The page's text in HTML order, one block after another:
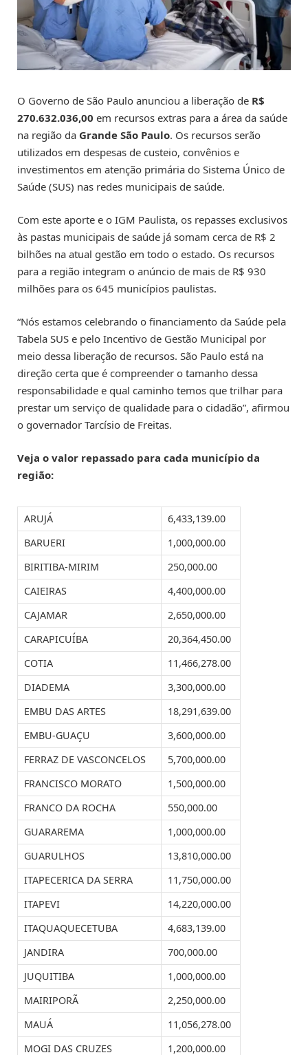
O Governo de São Paulo anunciou a liberação de R$
270.632.036,00 em recursos extras para a área da saúde
na região da Grande São Paulo. Os recursos serão
utilizados em despesas de custeio, convênios e
investimentos em atenção primária do Sistema Único de
Saúde (SUS) nas redes municipais de saúde.
Com este aporte e o IGM Paulista, os repasses exclusivos
às pastas municipais de saúde já somam cerca de R$ 2
bilhões na atual gestão em todo o estado. Os recursos
para a região integram o anúncio de mais de R$ 930
milhões para os 645 municípios paulistas.
“Nós estamos celebrando o financiamento da Saúde pela
Tabela SUS e pelo Incentivo de Gestão Municipal por
meio dessa liberação de recursos. São Paulo está na
direção certa que é compreender o tamanho dessa
responsabilidade e qual caminho temos que trilhar para
prestar um serviço de qualidade para o cidadão”, afirmou
o governador Tarcísio de Freitas.
Veja o valor repassado para cada município da
região:
ARUJÁ
6,433,139.00
BARUERI
1,000,000.00
BIRITIBA-MIRIM
250,000.00
CAIEIRAS
4,400,000.00
CAJAMAR
2,650,000.00
CARAPICUÍBA
20,364,450.00
COTIA
11,466,278.00
DIADEMA
3,300,000.00
EMBU DAS ARTES
18,291,639.00
EMBU-GUAÇU
3,600,000.00
FERRAZ DE VASCONCELOS
5,700,000.00
FRANCISCO MORATO
1,500,000.00
FRANCO DA ROCHA
550,000.00
GUARAREMA
1,000,000.00
GUARULHOS
13,810,000.00
ITAPECERICA DA SERRA
11,750,000.00
ITAPEVI
14,220,000.00
ITAQUAQUECETUBA
4,683,139.00
JANDIRA
700,000.00
JUQUITIBA
1,000,000.00
MAIRIPORÃ
2,250,000.00
MAUÁ
11,056,278.00
MOGI DAS CRUZES
1,200,000.00